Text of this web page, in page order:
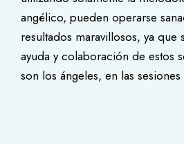
angélico, pueden operarse
resultados maravillosos, ya que
ayuda y colaboración de estos
son los ángeles, en las sesiones